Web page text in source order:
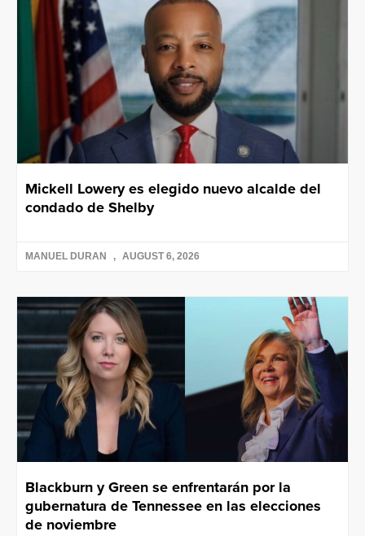
Mickell Lowery es elegido nuevo alcalde del
condado de Shelby
MANUEL DURAN AUGUST 6, 2026
Blackburn y Green se enfrentarán por la
gubernatura de Tennessee en las elecciones
de noviembre